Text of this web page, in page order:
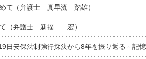
て（弁護士 真早流 踏雄）
て（弁護士 新福 宏）
日安保法制強行採決から8年を振り返る～記